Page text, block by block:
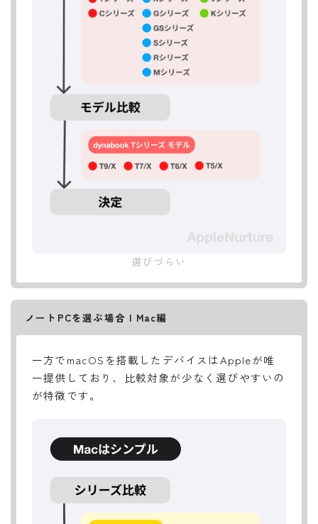
選びづらい
ノートPCを選ぶ場合 | Mac編
一方でmacOSを搭載したデバイスはAppleが唯
一提供しており、比較対象が少なく選びやすいの
が特徴です。